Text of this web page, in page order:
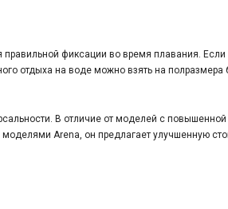
фиксации во время плавания.
отдыха на воде можно взять на полразмера
В отличие от моделей с
Arena, он предлагает улучшенную